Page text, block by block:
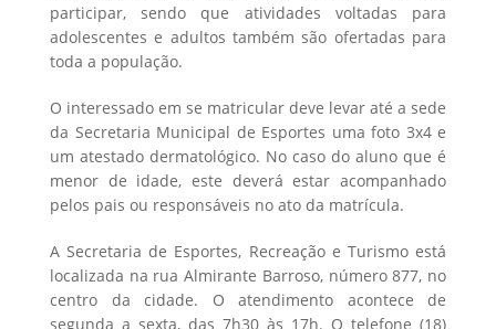
participar, sendo que atividades voltadas para
adolescentes e adultos também são ofertadas para
toda a população.
O interessado em se matricular deve levar até a sede
da Secretaria Municipal de Esportes uma foto 3x4 e
um atestado dermatológico. No caso do aluno que é
menor de idade, este deverá estar acompanhado
pelos pais ou responsáveis no ato da matrícula.
A Secretaria de Esportes, Recreação e Turismo está
localizada na rua Almirante Barroso, número 877, no
centro da cidade. O atendimento acontece de
segunda a sexta, das 7h30 às 17h. O telefone (18)